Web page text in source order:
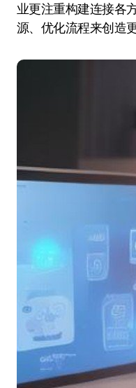
业更注重构建连接各
源、优化流程来创造